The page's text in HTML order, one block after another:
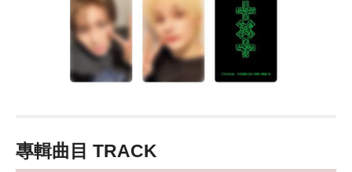
專輯曲目 TRACK